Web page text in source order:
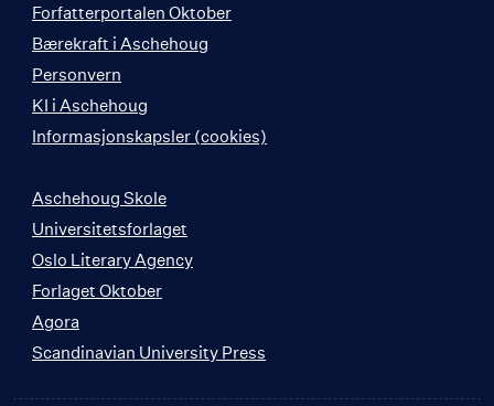
Forfatterportalen Oktober
Bærekraft i Aschehoug
Personvern
KI i Aschehoug
Informasjonskapsler (cookies)
Aschehoug Skole
Universitetsforlaget
Oslo Literary Agency
Forlaget Oktober
Agora
Scandinavian University Press